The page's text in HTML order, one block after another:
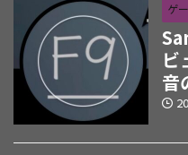
ゲ
ビ
音